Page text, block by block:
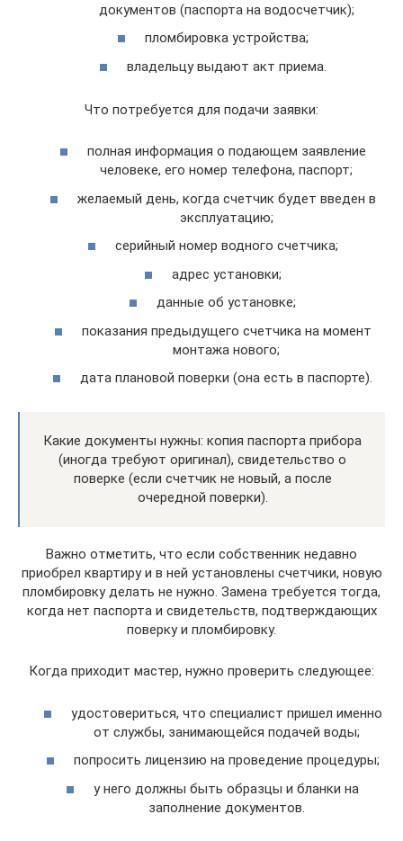
документов (паспорта на водосчетчик);
пломбировка устройства;
владельцу выдают акт приема.
Что потребуется для подачи заявки:
полная информация о подающем заявление
человеке, его номер телефона, паспорт;
желаемый день, когда счетчик будет введен в
эксплуатацию;
серийный номер водного счетчика;
адрес установки;
данные об установке;
показания предыдущего счетчика на момент
монтажа нового;
дата плановой поверки (она есть в паспорте).
Какие документы нужны: копия паспорта прибора
(иногда требуют оригинал), свидетельство о
поверке (если счетчик не новый, а после
очередной поверки).
Важно отметить, что если собственник недавно
приобрел квартиру и в ней установлены счетчики, новую
пломбировку делать не нужно. Замена требуется тогда,
когда нет паспорта и свидетельств, подтверждающих
поверку и пломбировку.
Когда приходит мастер, нужно проверить следующее:
удостовериться, что специалист пришел именно
от службы, занимающейся подачей воды;
попросить лицензию на проведение процедуры;
у него должны быть образцы и бланки на
заполнение документов.